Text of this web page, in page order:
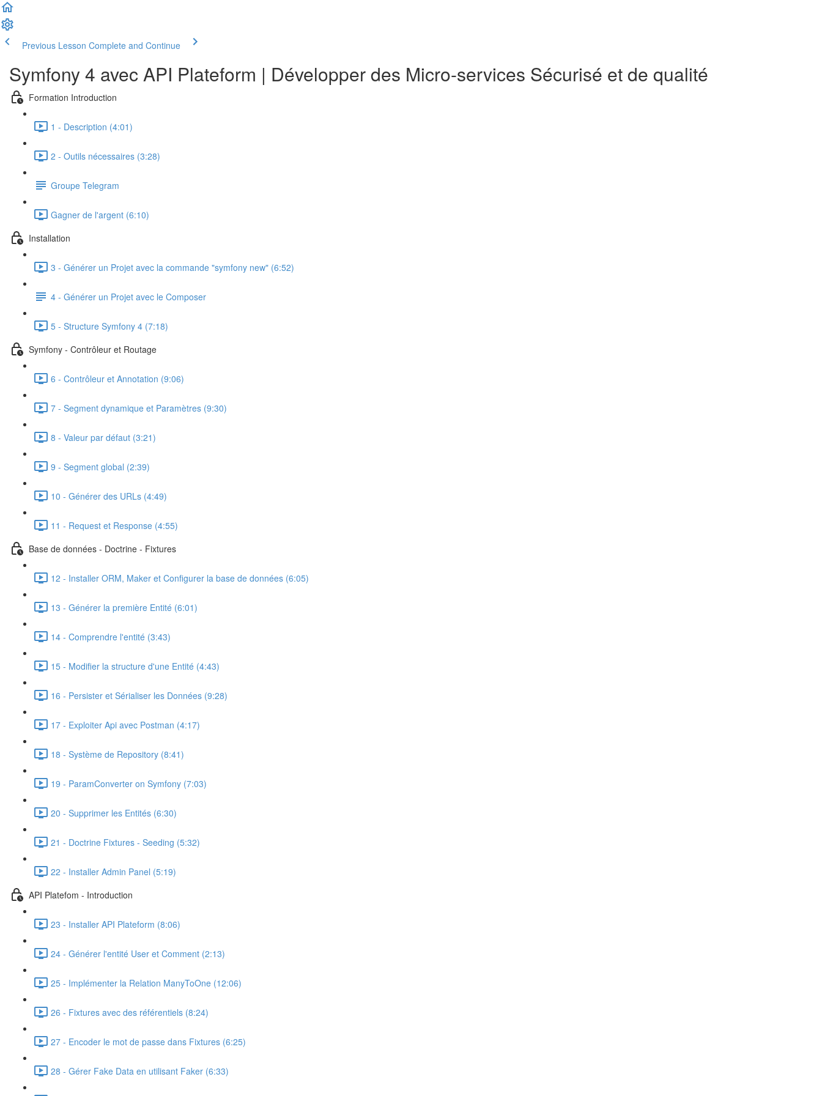
Previous Lesson Complete and Continue
Symfony 4 avec API Plateform | Développer des Micro-services Sécurisé et de qualité
Formation Introduction
1 - Description (4:01)
2 - Outils nécessaires (3:28)
Groupe Telegram
Gagner de l'argent (6:10)
Installation
3 - Générer un Projet avec la commande "symfony new" (6:52)
4 - Générer un Projet avec le Composer
5 - Structure Symfony 4 (7:18)
Symfony - Contrôleur et Routage
6 - Contrôleur et Annotation (9:06)
7 - Segment dynamique et Paramètres (9:30)
8 - Valeur par défaut (3:21)
9 - Segment global (2:39)
10 - Générer des URLs (4:49)
11 - Request et Response (4:55)
Base de données - Doctrine - Fixtures
12 - Installer ORM, Maker et Configurer la base de données (6:05)
13 - Générer la première Entité (6:01)
14 - Comprendre l'entité (3:43)
15 - Modifier la structure d'une Entité (4:43)
16 - Persister et Sérialiser les Données (9:28)
17 - Exploiter Api avec Postman (4:17)
18 - Système de Repository (8:41)
19 - ParamConverter on Symfony (7:03)
20 - Supprimer les Entités (6:30)
21 - Doctrine Fixtures - Seeding (5:32)
22 - Installer Admin Panel (5:19)
API Platefom - Introduction
23 - Installer API Plateform (8:06)
24 - Générer l'entité User et Comment (2:13)
25 - Implémenter la Relation ManyToOne (12:06)
26 - Fixtures avec des référentiels (8:24)
27 - Encoder le mot de passe dans Fixtures (6:25)
28 - Gérer Fake Data en utilisant Faker (6:33)